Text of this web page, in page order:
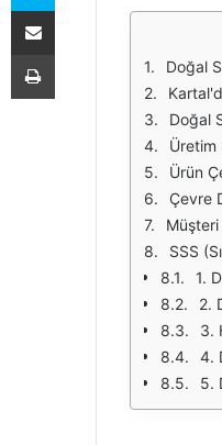
Doğal
Doğal
Üretim
Ürün
Çevre
SSS
1.
2.
3.
4.
5.
E-Posta ile paylaş